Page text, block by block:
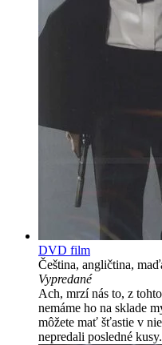
DVD film
Čeština, angličtina,
Vypredané
Ach, mrzí nás to, z
nemáme ho na sklade
môžete mať šťastie v
nepredali posledné kusy.